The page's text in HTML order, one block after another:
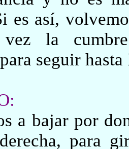
es así,
la
seguir hasta
bajar por
, para